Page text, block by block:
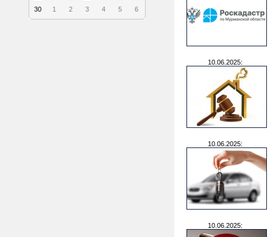
30
1 2 3 4 5 6
10.06.2025:
10.06.2025:
10.06.2025: